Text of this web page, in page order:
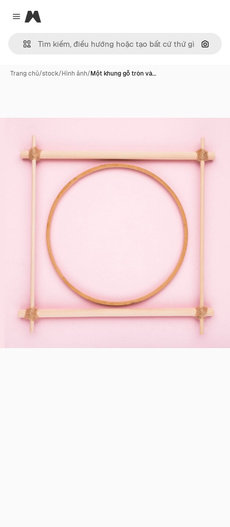
Close menu
Magnific
Tìm
Trang chủ/stock/Hình ảnh/Một khung gỗ tròn và…